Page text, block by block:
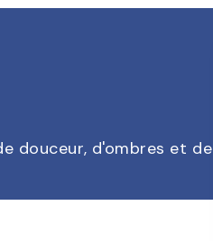
douceur, d'ombres et de
douceur, d'ombres et de